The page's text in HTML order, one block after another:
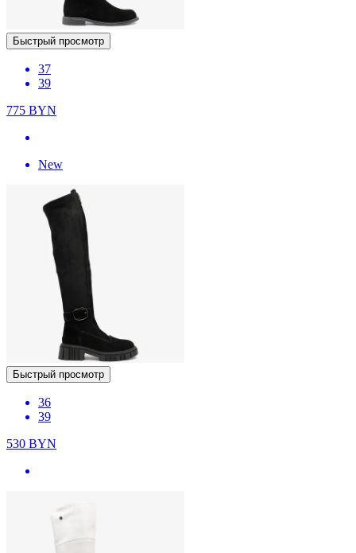
Быстрый просмотр
37
39
775 BYN
New
Быстрый просмотр
36
39
530 BYN